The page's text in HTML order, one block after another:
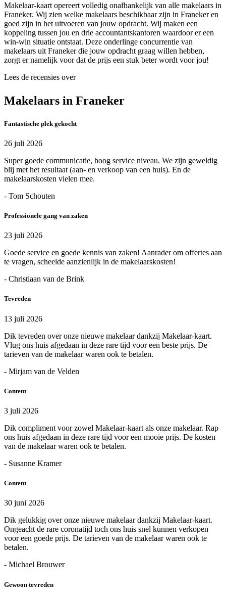
Makelaar-kaart opereert volledig onafhankelijk van alle makelaars in
Franeker. Wij zien welke makelaars beschikbaar zijn in Franeker en
goed zijn in het uitvoeren van jouw opdracht. Wij maken een
koppeling tussen jou en drie accountantskantoren waardoor er een
win-win situatie ontstaat. Deze onderlinge concurrentie van
makelaars uit Franeker die jouw opdracht graag willen hebben,
zorgt er namelijk voor dat de prijs een stuk beter wordt voor jou!
Lees de recensies over
Makelaars in Franeker
Fantastische plek gekocht
26 juli 2026
Super goede communicatie, hoog service niveau. We zijn geweldig
blij met het resultaat (aan- en verkoop van een huis). En de
makelaarskosten vielen mee.
- Tom Schouten
Professionele gang van zaken
23 juli 2026
Goede service en goede kennis van zaken! Aanrader om offertes aan
te vragen, scheelde aanzienlijk in de makelaarskosten!
- Christiaan van de Brink
Tevreden
13 juli 2026
Dik tevreden over onze nieuwe makelaar dankzij Makelaar-kaart.
Vlug ons huis afgedaan in deze rare tijd voor een beste prijs. De
tarieven van de makelaar waren ook te betalen.
- Mirjam van de Velden
Content
3 juli 2026
Dik compliment voor zowel Makelaar-kaart als onze makelaar. Rap
ons huis afgedaan in deze rare tijd voor een mooie prijs. De kosten
van de makelaar waren ook te betalen.
- Susanne Kramer
Content
30 juni 2026
Dik gelukkig over onze nieuwe makelaar dankzij Makelaar-kaart.
Ongeacht de rare coronatijd toch ons huis snel kunnen verkopen
voor een goede prijs. De tarieven van de makelaar waren ook te
betalen.
- Michael Brouwer
Gewoon tevreden